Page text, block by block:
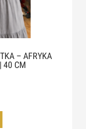
– AFRYKA
40 CM